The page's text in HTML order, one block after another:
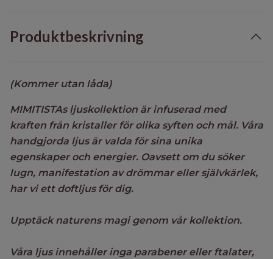
Produktbeskrivning
(Kommer utan låda)
MIMITISTAs ljuskollektion är infuserad med
kraften från kristaller för olika syften och mål. Våra
handgjorda ljus är valda för sina unika
egenskaper och energier. Oavsett om du söker
lugn, manifestation av drömmar eller självkärlek,
har vi ett doftljus för dig.
Upptäck naturens magi genom vår kollektion.
Våra ljus innehåller inga parabener eller ftalater,